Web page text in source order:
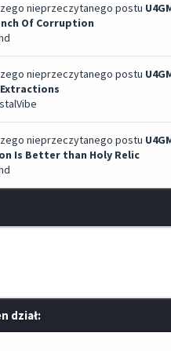
Of Corruption
Is Better than Holy Relic
dział: